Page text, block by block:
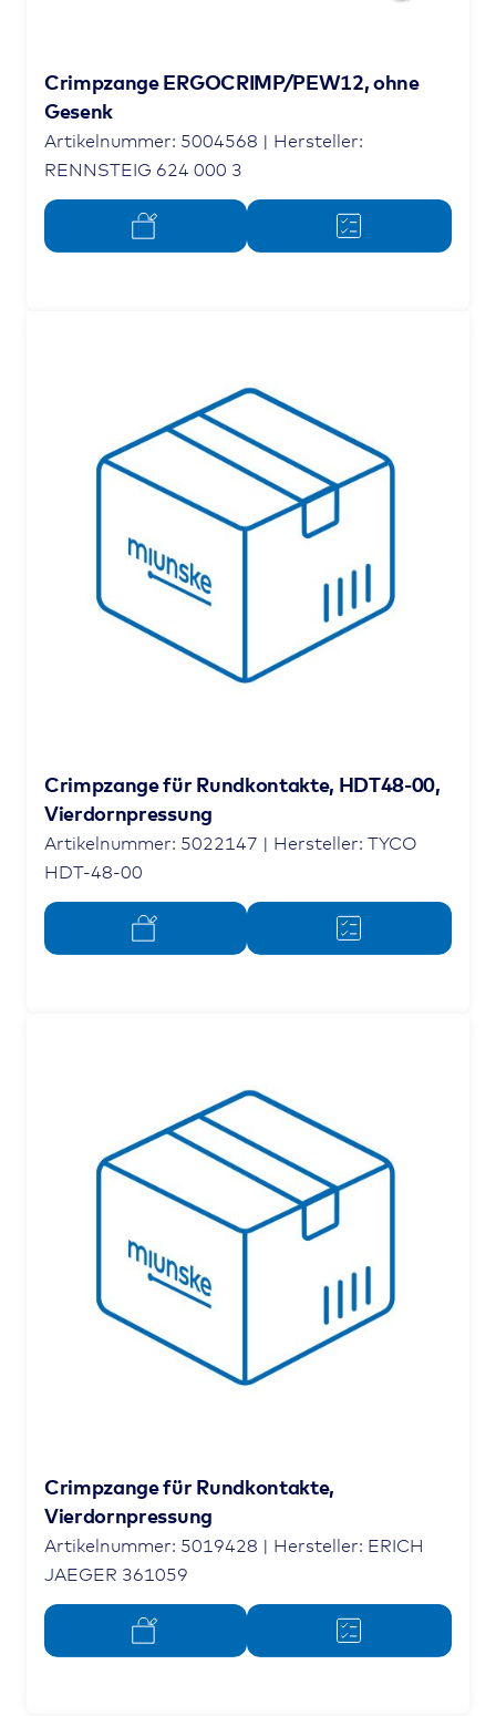
Crimpzange ERGOCRIMP/PEW12, ohne
Gesenk
Artikelnummer: 5004568 | Hersteller:
RENNSTEIG 624 000 3
Crimpzange für Rundkontakte, HDT48-00,
Vierdornpressung
Artikelnummer: 5022147 | Hersteller: TYCO
HDT-48-00
Crimpzange für Rundkontakte,
Vierdornpressung
Artikelnummer: 5019428 | Hersteller: ERICH
JAEGER 361059